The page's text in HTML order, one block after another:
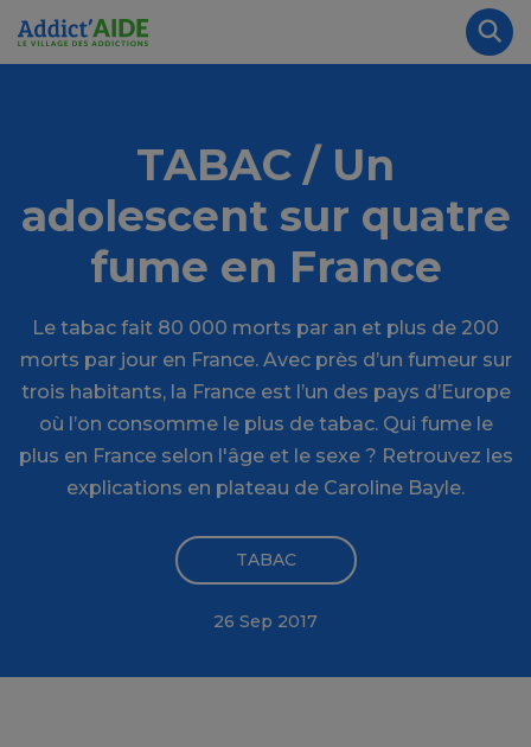
Aller au contenu principal
TABAC / Un
adolescent sur quatre
fume en France
Le tabac fait 80 000 morts par an et plus de 200
morts par jour en France. Avec près d’un fumeur sur
trois habitants, la France est l’un des pays d’Europe
où l’on consomme le plus de tabac. Qui fume le
plus en France selon l'âge et le sexe ? Retrouvez les
explications en plateau de Caroline Bayle.
TABAC
26 Sep 2017
Panneau de gestion des cookies